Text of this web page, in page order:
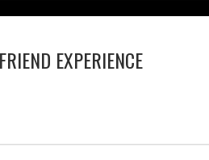
EXPERIENCE